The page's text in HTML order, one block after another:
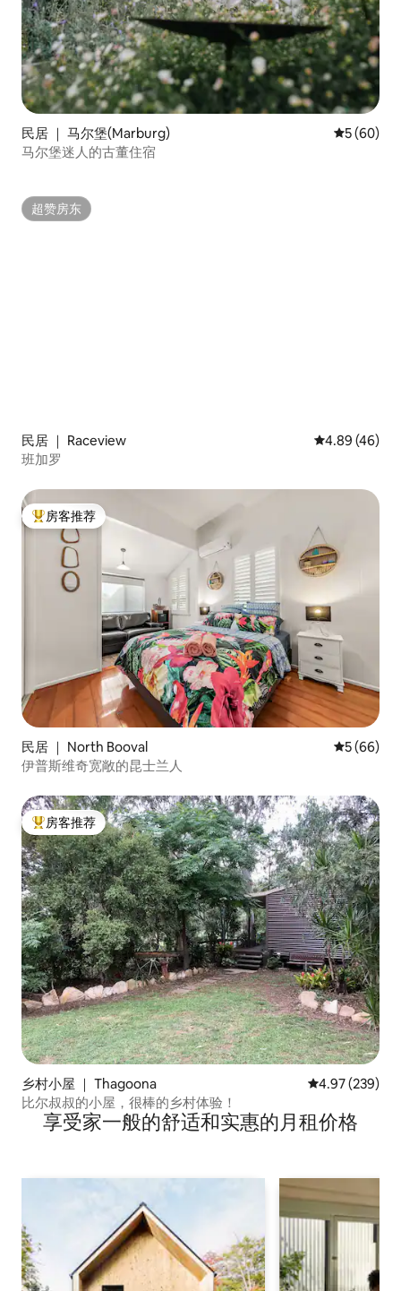
民居 ｜ 马尔堡(Marburg) 平均评分
5 (60)
马尔堡迷人的古董住宿
超赞房东
超赞房东
民居 ｜ Raceview 平均评分
4.89 (46)
班加罗
热门「房客推荐」
房客推荐
民居 ｜ North Booval 平均评分
5 (66)
伊普斯维奇宽敞的昆士兰人
热门「房客推荐」
房客推荐
乡村小屋 ｜ Thagoona 平均评分 4.97
4.97 (239)
比尔叔叔的小屋，很棒的乡村体验！
享受家一般的舒适和实惠的月租价格